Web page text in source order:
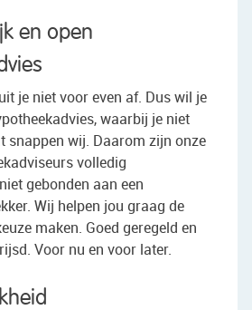
en open
je niet voor even af. Dus wil je
waarbij je niet
snappen wij. Daarom zijn onze
volledig
gebonden aan een
Wij helpen jou graag de
maken. Goed geregeld en
Voor nu en voor later.